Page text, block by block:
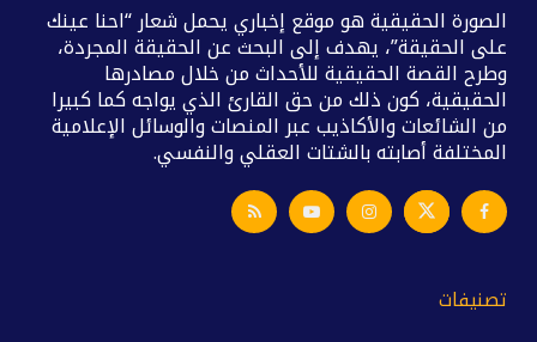
الصورة الحقيقية هو موقع إخباري يحمل شعار “احنا عينك
على الحقيقة”، يهدف إلى البحث عن الحقيقة المجردة،
وطرح القصة الحقيقية للأحداث من خلال مصادرها
الحقيقية، كون ذلك من حق القارئ الذي يواجه كما كبيرا
من الشائعات والأكاذيب عبر المنصات والوسائل الإعلامية
المختلفة أصابته بالشتات العقلي والنفسي.
تصنيفات